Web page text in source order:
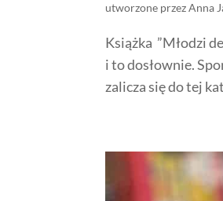
utworzone przezAnna
Książka ”Młodzi
i to dosłownie.
zalicza się do tej